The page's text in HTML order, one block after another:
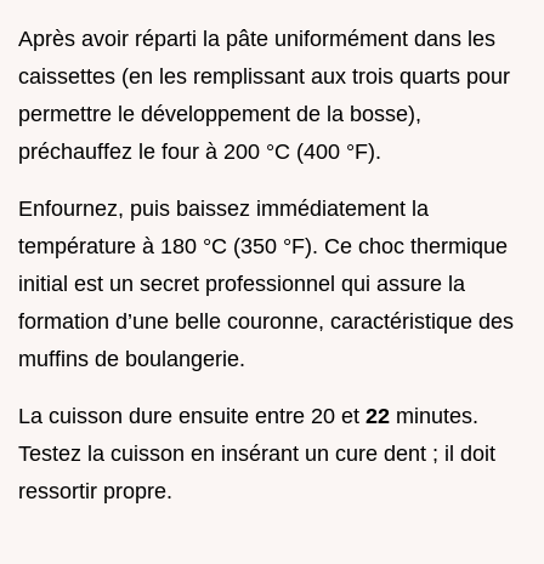
Après avoir réparti la pâte uniformément dans les
caissettes (en les remplissant aux trois quarts pour
permettre le développement de la bosse),
préchauffez le four à 200 °C (400 °F).
Enfournez, puis baissez immédiatement la
température à 180 °C (350 °F). Ce choc thermique
initial est un secret professionnel qui assure la
formation d’une belle couronne, caractéristique des
muffins de boulangerie.
La cuisson dure ensuite entre 20 et 22 minutes.
Testez la cuisson en insérant un cure dent ; il doit
ressortir propre.